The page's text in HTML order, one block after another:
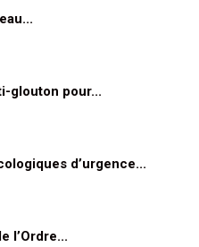
glouton pour...
d’urgence...
l’Ordre...